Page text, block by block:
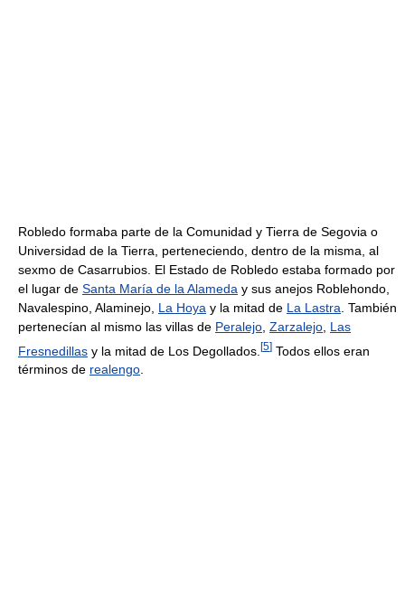
Robledo formaba parte de la Comunidad y Tierra de Segovia o
Universidad de la Tierra, perteneciendo, dentro de la misma, al
sexmo de Casarrubios. El Estado de Robledo estaba formado por
el lugar de Santa María de la Alameda y sus anejos Roblehondo,
Navalespino, Alaminejo, La Hoya y la mitad de La Lastra . También
pertenecían al mismo las villas de Peralejo Zarzalejo Las
Fresnedillas y la mitad de Los Degollados. [5] Todos ellos eran
términos de realengo.